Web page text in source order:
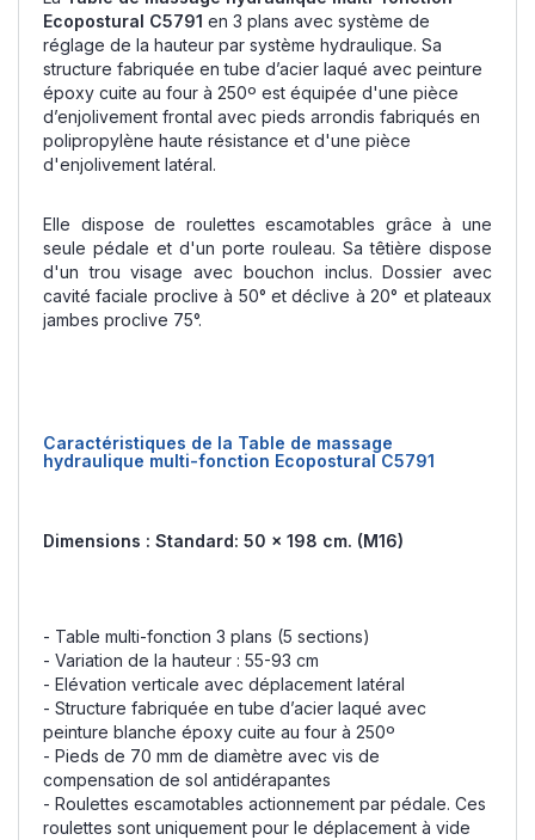
Ecopostural C5791 en 3 plans avec système de
réglage de la hauteur par système hydraulique. Sa
structure fabriquée en tube d’acier laqué avec peinture
époxy cuite au four à 250º est équipée d'une pièce
d’enjolivement frontal avec pieds arrondis fabriqués en
polipropylène haute résistance et d'une pièce
d'enjolivement latéral.
Elle dispose de roulettes escamotables grâce à une
seule pédale et d'un porte rouleau. Sa têtière dispose
d'un trou visage avec bouchon inclus. Dossier avec
cavité faciale proclive à 50° et déclive à 20° et plateaux
jambes proclive 75°.
Caractéristiques de la Table de massage
hydraulique multi-fonction Ecopostural C5791
Dimensions : Standard: 50 x 198 cm. (M16)
- Table multi-fonction 3 plans (5 sections)
- Variation de la hauteur : 55-93 cm
- Elévation verticale avec déplacement latéral
- Structure fabriquée en tube d’acier laqué avec
peinture blanche époxy cuite au four à 250º
- Pieds de 70 mm de diamètre avec vis de
compensation de sol antidérapantes
- Roulettes escamotables actionnement par pédale. Ces
roulettes sont uniquement pour le déplacement à vide